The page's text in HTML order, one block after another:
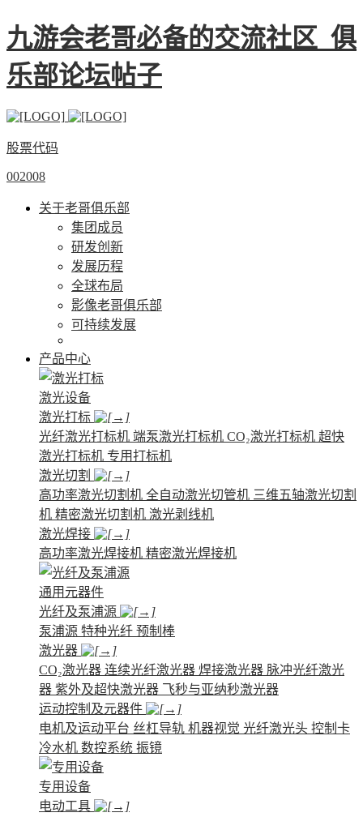
九游会老哥必备的交流社区_俱
乐部论坛帖子
股票代码
002008
关于老哥俱乐部
集团成员
研发创新
发展历程
全球布局
影像老哥俱乐部
可持续发展
产品中心
激光设备
激光打标
光纤激光打标机 端泵激光打标机 CO₂激光打标机 超快
激光打标机 专用打标机
激光切割
高功率激光切割机 全自动激光切管机 三维五轴激光切割
机 精密激光切割机 激光剥线机
激光焊接
高功率激光焊接机 精密激光焊接机
通用元器件
光纤及泵浦源
泵浦源 特种光纤 预制棒
激光器
CO₂激光器 连续光纤激光器 焊接激光器 脉冲光纤激光
器 紫外及超快激光器 飞秒与亚纳秒激光器
运动控制及元器件
电机及运动平台 丝杠导轨 机器视觉 光纤激光头 控制卡
冷水机 数控系统 振镜
专用设备
电动工具